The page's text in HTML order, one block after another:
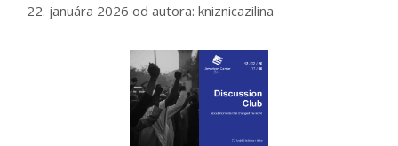
22. januára 2026 od autora: kniznicazilina